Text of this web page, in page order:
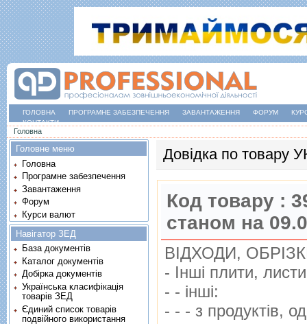
ГОЛОВНА ПРОГРАМНЕ ЗАБЕЗПЕЧЕННЯ ЗАВАНТАЖЕННЯ ФОРУМ
КОНТАКТИ
Ви є тут
Головна
Довідка по товару
Код товару :
станом на
ВIДХОДИ,
- Iншi плити,
- - iншi:
- - - з продуктiв,
Головне меню
Головна
Програмне забезпечення
Завантаження
Форум
Курси валют
Навігатор ЗЕД
База документів
Каталог документів
Добірка документів
Українська класифікація
товарів ЗЕД
Єдиний список товарів
подвійного використання